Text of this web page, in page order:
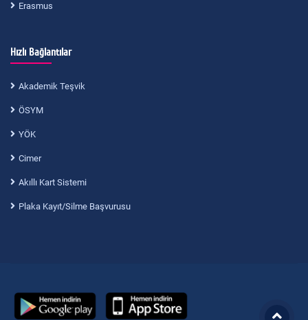
Erasmus
Hızlı Bağlantılar
Akademik Teşvik
ÖSYM
YÖK
Cimer
Akıllı Kart Sistemi
Plaka Kayıt/Silme Başvurusu